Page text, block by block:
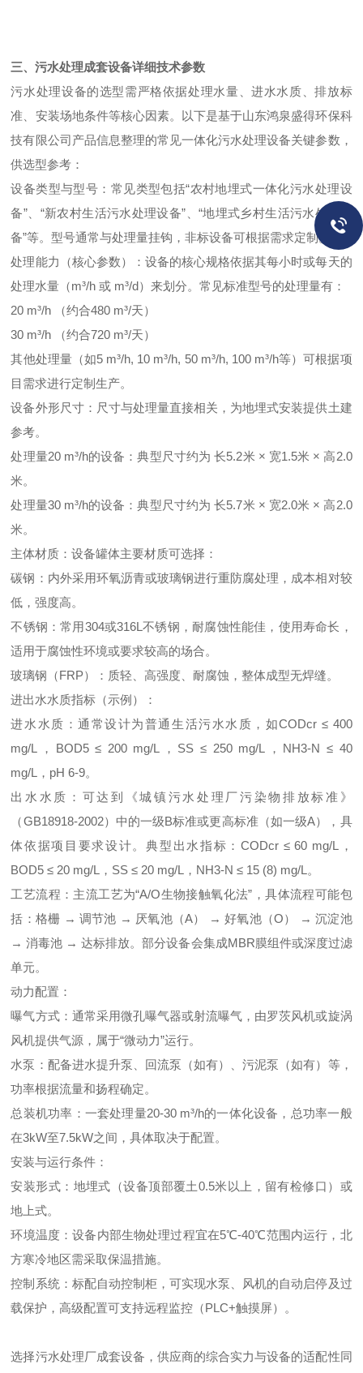
三、污水处理成套设备详细技术参数
污水处理设备的选型需严格依据处理水量、进水水质、排放标
准、安装场地条件等核心因素。以下是基于山东鸿泉盛得环保科
技有限公司产品信息整理的常见一体化污水处理设备关键参数，
供选型参考：
设备类型与型号：常见类型包括“农村地埋式一体化污水处理设
备”、“新农村生活污水处理设备”、“地埋式乡村生活污水处理设
备”等。型号通常与处理量挂钩，非标设备可根据需求定制。
处理能力（核心参数）：设备的核心规格依据其每小时或每天的
处理水量（m³/h 或 m³/d）来划分。常见标准型号的处理量有：
20 m³/h​ （约合480 m³/天）
30 m³/h​ （约合720 m³/天）
其他处理量（如5 m³/h, 10 m³/h, 50 m³/h, 100 m³/h等）可根据项
目需求进行定制生产。
设备外形尺寸：尺寸与处理量直接相关，为地埋式安装提供土建
参考。
处理量20 m³/h的设备：典型尺寸约为 长5.2米 × 宽1.5米 × 高2.0
米。
处理量30 m³/h的设备：典型尺寸约为 长5.7米 × 宽2.0米 × 高2.0
米。
主体材质：设备罐体主要材质可选择：
碳钢：内外采用环氧沥青或玻璃钢进行重防腐处理，成本相对较
低，强度高。
不锈钢：常用304或316L不锈钢，耐腐蚀性能佳，使用寿命长，
适用于腐蚀性环境或要求较高的场合。
玻璃钢（FRP）：质轻、高强度、耐腐蚀，整体成型无焊缝。
进出水水质指标（示例）：
进水水质：通常设计为普通生活污水水质，如CODcr ≤ 400
mg/L，BOD5 ≤ 200 mg/L，SS ≤ 250 mg/L，NH3-N ≤ 40
mg/L，pH 6-9。
出水水质：可达到《城镇污水处理厂污染物排放标准》
（GB18918-2002）中的一级B标准或更高标准（如一级A），具
体依据项目要求设计。典型出水指标：CODcr ≤ 60 mg/L，
BOD5 ≤ 20 mg/L，SS ≤ 20 mg/L，NH3-N ≤ 15 (8) mg/L。
工艺流程：主流工艺为“A/O生物接触氧化法”，具体流程可能包
括：格栅 → 调节池 → 厌氧池（A） → 好氧池（O） → 沉淀池
→ 消毒池 → 达标排放。部分设备会集成MBR膜组件或深度过滤
单元。
动力配置：
曝气方式：通常采用微孔曝气器或射流曝气，由罗茨风机或旋涡
风机提供气源，属于“微动力”运行。
水泵：配备进水提升泵、回流泵（如有）、污泥泵（如有）等，
功率根据流量和扬程确定。
总装机功率：一套处理量20-30 m³/h的一体化设备，总功率一般
在3kW至7.5kW之间，具体取决于配置。
安装与运行条件：
安装形式：地埋式（设备顶部覆土0.5米以上，留有检修口）或
地上式。
环境温度：设备内部生物处理过程宜在5℃-40℃范围内运行，北
方寒冷地区需采取保温措施。
控制系统：标配自动控制柜，可实现水泵、风机的自动启停及过
载保护，高级配置可支持远程监控（PLC+触摸屏）。
选择污水处理厂成套设备，供应商的综合实力与设备的适配性同